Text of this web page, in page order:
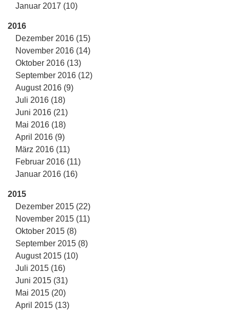
Januar 2017 (10)
2016
Dezember 2016 (15)
November 2016 (14)
Oktober 2016 (13)
September 2016 (12)
August 2016 (9)
Juli 2016 (18)
Juni 2016 (21)
Mai 2016 (18)
April 2016 (9)
März 2016 (11)
Februar 2016 (11)
Januar 2016 (16)
2015
Dezember 2015 (22)
November 2015 (11)
Oktober 2015 (8)
September 2015 (8)
August 2015 (10)
Juli 2015 (16)
Juni 2015 (31)
Mai 2015 (20)
April 2015 (13)